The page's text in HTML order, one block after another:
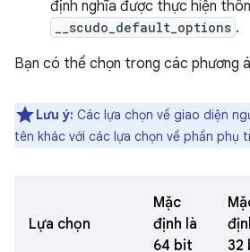
định nghĩa được thực hiện
__scudo_default_options .
Bạn có thể chọn trong các phương
Lưu ý: Các lựa chọn về giao diện
tên khác với các lựa chọn về phần phụ
Lựa chọn
Mặc
định là
64 bit
32